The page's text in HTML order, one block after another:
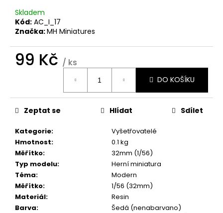
Skladem
Kód: AC_I_17
Značka:MH Miniatures
99 Kč / ks
DO KOŠÍKU
Kategorie:
Vyšetřovatelé
Hmotnost:
0.1 kg
Měřítko:
32mm (1/56)
Typ modelu:
Herní miniatura
Téma:
Modern
Měřítko:
1/56 (32mm)
Materiál:
Resin
Barva:
Šedá (nenabarvano)
Zeptat se Hlídat Sdílet
č
u
e
m